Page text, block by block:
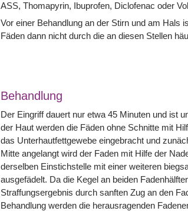
ASS, Thomapyrin, Ibuprofen, Diclofenac oder
Vor einer Behandlung an der Stirn und am Hals
Fäden dann nicht durch die an diesen Stellen
Behandlung
Der Eingriff dauert nur etwa 45 Minuten und ist
der Haut werden die Fäden ohne Schnitte mit
das Unterhautfettgewebe eingebracht und
Mitte angelangt wird der Faden mit Hilfe der
derselben Einstichstelle mit einer weiteren
ausgefädelt. Da die Kegel an beiden
Straffungsergebnis durch sanften Zug an den
Behandlung werden die herausragenden